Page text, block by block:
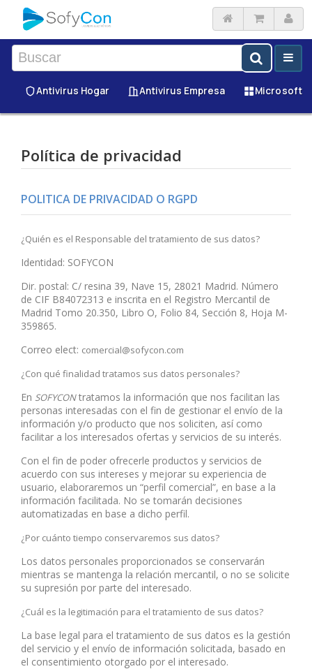
Antivirus Hogar Antivirus Empresa Microsoft
Política de privacidad
POLITICA DE PRIVACIDAD O RGPD
¿Quién es el Responsable del tratamiento de sus datos?
Identidad: SOFYCON
Dir. postal: C/ resina 39, Nave 15, 28021 Madrid. Número
de CIF B84072313 e inscrita en el Registro Mercantil de
Madrid Tomo 20.350, Libro O, Folio 84, Sección 8, Hoja M-
359865.
Correo elect: comercial@sofycon.com
¿Con qué finalidad tratamos sus datos personales?
En SOFYCONtratamos la información que nos facilitan las
personas interesadas con el fin de gestionar el envío de la
información y/o producto que nos soliciten, así como
facilitar a los interesados ofertas y servicios de su interés.
Con el fin de poder ofrecerle productos y servicios de
acuerdo con sus intereses y mejorar su experiencia de
usuario, elaboraremos un “perfil comercial”, en base a la
información facilitada. No se tomarán decisiones
automatizadas en base a dicho perfil.
¿Por cuánto tiempo conservaremos sus datos?
Los datos personales proporcionados se conservarán
mientras se mantenga la relación mercantil, o no se solicite
su supresión por parte del interesado.
¿Cuál es la legitimación para el tratamiento de sus datos?
La base legal para el tratamiento de sus datos es la gestión
del servicio y el envío de información solicitada, basado en
el consentimiento otorgado por el interesado.